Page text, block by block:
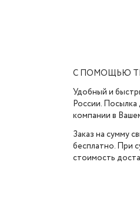
С ПОМОЩЬЮ
Удобный и
России. Посылка
компании в
Заказ на сумму
бесплатно. При
стоимость